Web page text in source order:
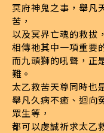
冥府神鬼之事，舉凡
苦，
以及冥界亡魂的救拔
相傳祂其中一項重要
而九頭獅的吼聲，正
難。
太乙救苦天尊同時也
舉凡久病不癒、迴向
眾生等，
都可以虔誠祈求太乙